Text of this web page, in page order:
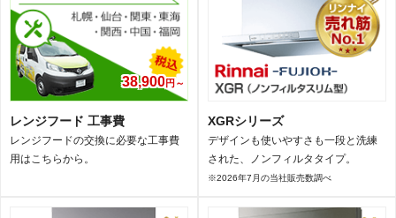
38,900 円～
レンジフード 工事費
レンジフードの交換に必要な工事費
用はこちらから。
XGRシリーズ
デザインも使いやすさも一段と洗練
された、ノンフィルタタイプ。
※2026年7月の当社販売数調べ